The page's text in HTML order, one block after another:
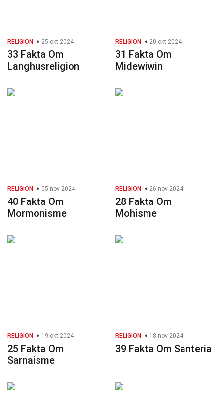
RELIGION 25 okt 2024
33 Fakta Om
Langhusreligion
RELIGION 20 okt 2024
31 Fakta Om
Midewiwin
RELIGION 05 nov 2024
40 Fakta Om
Mormonisme
RELIGION 26 nov 2024
28 Fakta Om
Mohisme
RELIGION 19 okt 2024
25 Fakta Om
Sarnaisme
RELIGION 18 nov 2024
39 Fakta Om Santeria